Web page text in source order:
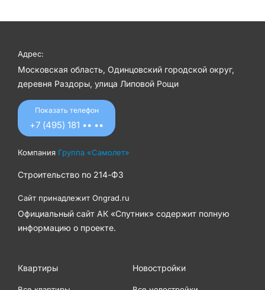
Адрес:
Московская область, Одинцовский городской округ,
деревня Раздоры, улица Липовой Рощи
Показать телефон
+7 (495) 181 •• ••
Компания Группа «Самолет»
Строительство по 214-ФЗ
Сайт принадлежит Ongrad.ru
Официальный сайт АК «Спутник» содержит полную
информацию о проекте.
Квартиры Новостройки